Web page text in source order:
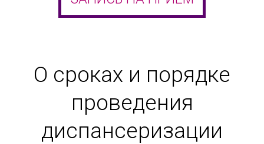
О сроках и порядке
проведения
диспансеризации